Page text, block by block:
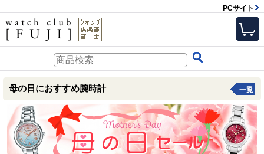
PCサイト
母の日におすすめ腕時計 一覧